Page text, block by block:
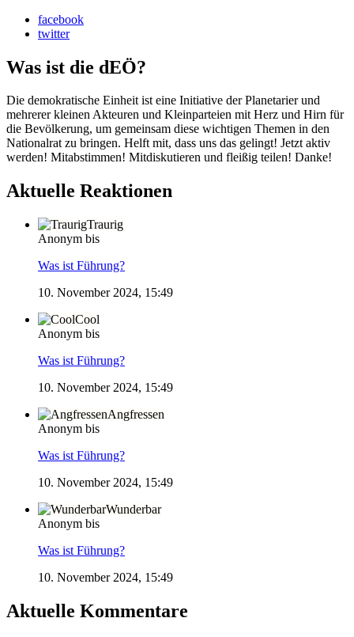
facebook
twitter
Was ist die dEÖ?
Die demokratische Einheit ist eine Initiative der Planetarier und
mehrerer kleinen Akteuren und Kleinparteien mit Herz und Hirn für
die Bevölkerung, um gemeinsam diese wichtigen Themen in den
Nationalrat zu bringen. Helft mit, dass uns das gelingt! Jetzt aktiv
werden! Mitabstimmen! Mitdiskutieren und fleißig teilen! Danke!
Aktuelle Reaktionen
Traurig
Anonym bis
Was ist Führung?
10. November 2024, 15:49
Cool
Anonym bis
Was ist Führung?
10. November 2024, 15:49
Angfressen
Anonym bis
Was ist Führung?
10. November 2024, 15:49
Wunderbar
Anonym bis
Was ist Führung?
10. November 2024, 15:49
Aktuelle Kommentare